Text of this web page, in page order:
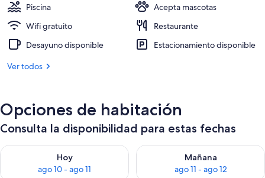
Piscina
Acepta mascotas
Wifi gratuito
Restaurante
Desayuno disponible
Estacionamiento disponible
Ver todos
Opciones de habitación
Consulta la disponibilidad para estas fechas
Hoy
ago 10 - ago 11
Consulta la disponibilidad para hoy ago 10 - ago 11
Mañana
ago 11 - ago 12
Consulta la disponibilidad